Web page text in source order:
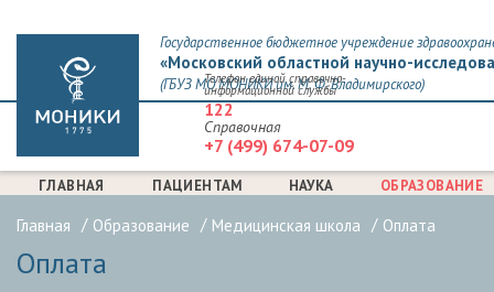
Государственное бюджетное учреждение
«Московский областной научно-
(ГБУЗ МО МОНИКИ им. М. Ф. Владимирского)
Телефон единой справочно-
информационной службы
122
Справочная
+7 (499) 674-07-09
ГЛАВНАЯ ПАЦИЕНТАМ НАУКА ОБРАЗОВАНИЕ
Главная Образование Медицинская школа Оплата
Оплата